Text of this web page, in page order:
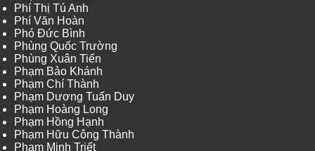
Phí Thị Tú Anh
Phí Văn Hoàn
Phó Đức Bình
Phùng Quốc Trường
Phùng Xuân Tiến
Phạm Bảo Khánh
Phạm Chí Thành
Phạm Dương Tuấn Duy
Phạm Hoàng Long
Phạm Hồng Hạnh
Phạm Hữu Công Thành
Phạm Minh Triết